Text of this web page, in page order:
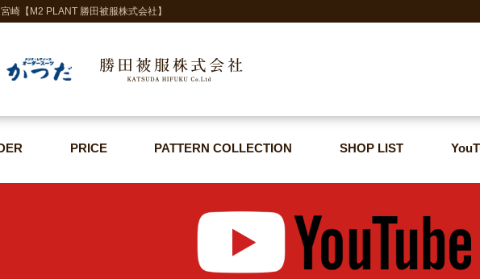
崎【M2 PLANT 勝田被服株式会社】
PRICE PATTERN COLLECTION SHOP LIST